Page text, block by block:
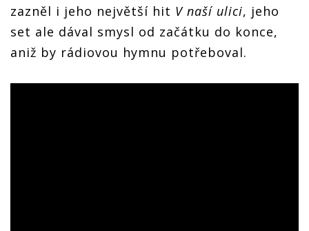
zazněl i jeho největší hit V naší ulici, jeho
set ale dával smysl od začátku do konce,
aniž by rádiovou hymnu potřeboval.